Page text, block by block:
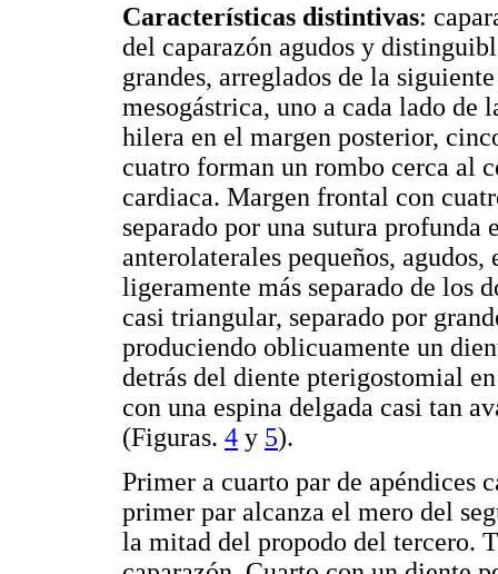
Características distintivas:
del caparazón agudos y
grandes, arreglados de la
mesogástrica, uno a cada lado
hilera en el margen posterior,
cuatro forman un rombo cerca al
cardiaca. Margen frontal con
separado por una sutura
anterolaterales pequeños,
ligeramente más separado de los
casi triangular, separado por
produciendo oblicuamente un
detrás del diente pterigostomial
con una espina delgada casi tan
(Figuras. 4 y 5).
Primer a cuarto par de apéndices
primer par alcanza el mero del
la mitad del propodo del tercero.